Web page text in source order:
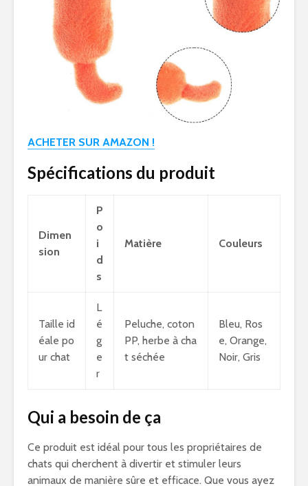
ACHETER SUR AMAZON !
Spécifications du produit
Dimen
sion
P
o
i
d
s
Matière Couleurs
Taille id
éale po
ur chat
L
é
g
e
r
Peluche, coton
PP, herbe à cha
t séchée
Bleu, Ros
e, Orange,
Noir, Gris
Qui a besoin de ça
Ce produit est idéal pour tous les propriétaires de
chats qui cherchent à divertir et stimuler leurs
animaux de manière sûre et efficace. Que vous ayez